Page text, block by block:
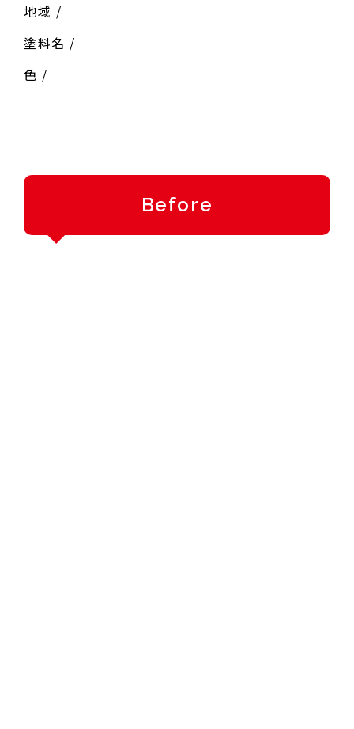
地域 /
塗料名 /
色 /
Before